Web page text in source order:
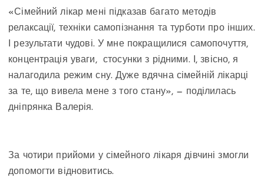
«Сімейний лікар мені підказав багато методів
релаксації, техніки самопізнання та турботи про інших.
І результати чудові. У мне покращилися самопочуття,
концентрація уваги, стосунки з рідними. І, звісно, я
налагодила режим сну. Дуже вдячна сімейній лікарці
за те, що вивела мене з того стану», — поділилась
дніпрянка Валерія.
За чотири прийоми у сімейного лікаря дівчині змогли
допомогти відновитись.